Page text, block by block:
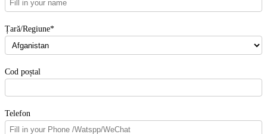
Țară/Regiune*
Cod poștal
Telefon